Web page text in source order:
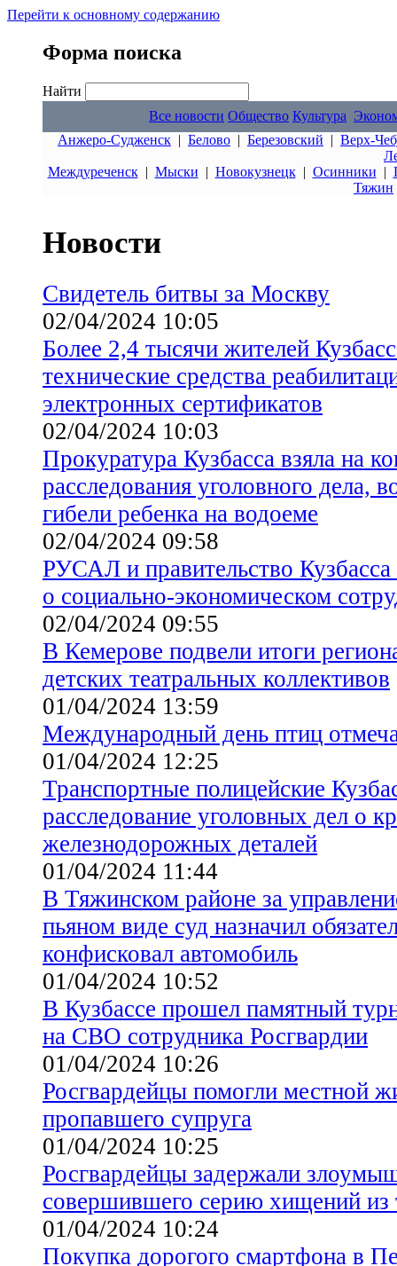
Перейти к основному содержанию
Форма поиска
Найти
Все новости Общество Культура
Анжеро-Судженск | Белово | Березовский | Верх-
Междуреченск| Мыски | Новокузнецк| Осинники |
Тяжин
Новости
Свидетель битвы за Москву
02/04/2024 10:05
Более 2,4 тысячи жителей
технические средства
электронных сертификатов
02/04/2024 10:03
Прокуратура Кузбасса взяла на
расследования уголовного дела,
гибели ребенка на водоеме
02/04/2024 09:58
РУСАЛ и правительство
о социально-экономическом
02/04/2024 09:55
В Кемерове подвели итоги
детских театральных коллективов
01/04/2024 13:59
Международный день птиц
01/04/2024 12:25
Транспортные полицейские
расследование уголовных дел о
железнодорожных деталей
01/04/2024 11:44
В Тяжинском районе за
пьяном виде суд назначил
конфисковал автомобиль
01/04/2024 10:52
В Кузбассе прошел памятный
на СВО сотрудника Росгвардии
01/04/2024 10:26
Росгвардейцы помогли местной
пропавшего супруга
01/04/2024 10:25
Росгвардейцы задержали
совершившего серию хищений из
01/04/2024 10:24
Покупка дорогого смартфона в